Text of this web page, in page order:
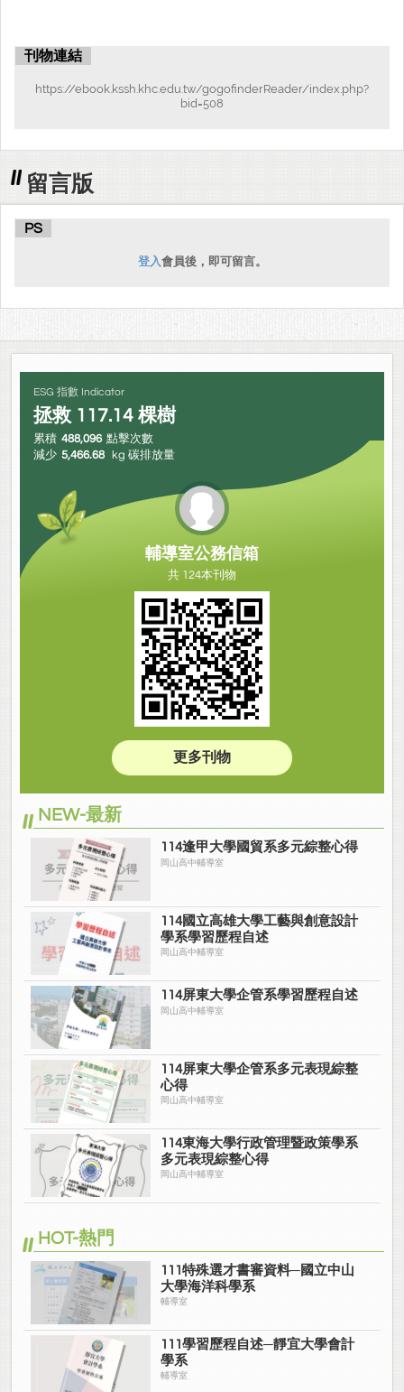
刊物連結
https://ebook.kssh.khc.edu.tw/gogofinderReader/index.php?
bid=508
留言版
PS
登入會員後，即可留言。
ESG 指數 Indicator
拯救 117.14 棵樹
累積 488,096 點擊次數
減少 5,466.68 kg 碳排放量
輔導室公務信箱
共 124本刊物
更多刊物
NEW-最新
114逢甲大學國貿系多元綜整心得
岡山高中輔導室
114國立高雄大學工藝與創意設計
學系學習歷程自述
岡山高中輔導室
114屏東大學企管系學習歷程自述
岡山高中輔導室
114屏東大學企管系多元表現綜整
心得
岡山高中輔導室
114東海大學行政管理暨政策學系
多元表現綜整心得
岡山高中輔導室
HOT-熱門
111特殊選才書審資料─國立中山
大學海洋科學系
輔導室
111學習歷程自述─靜宜大學會計
學系
輔導室